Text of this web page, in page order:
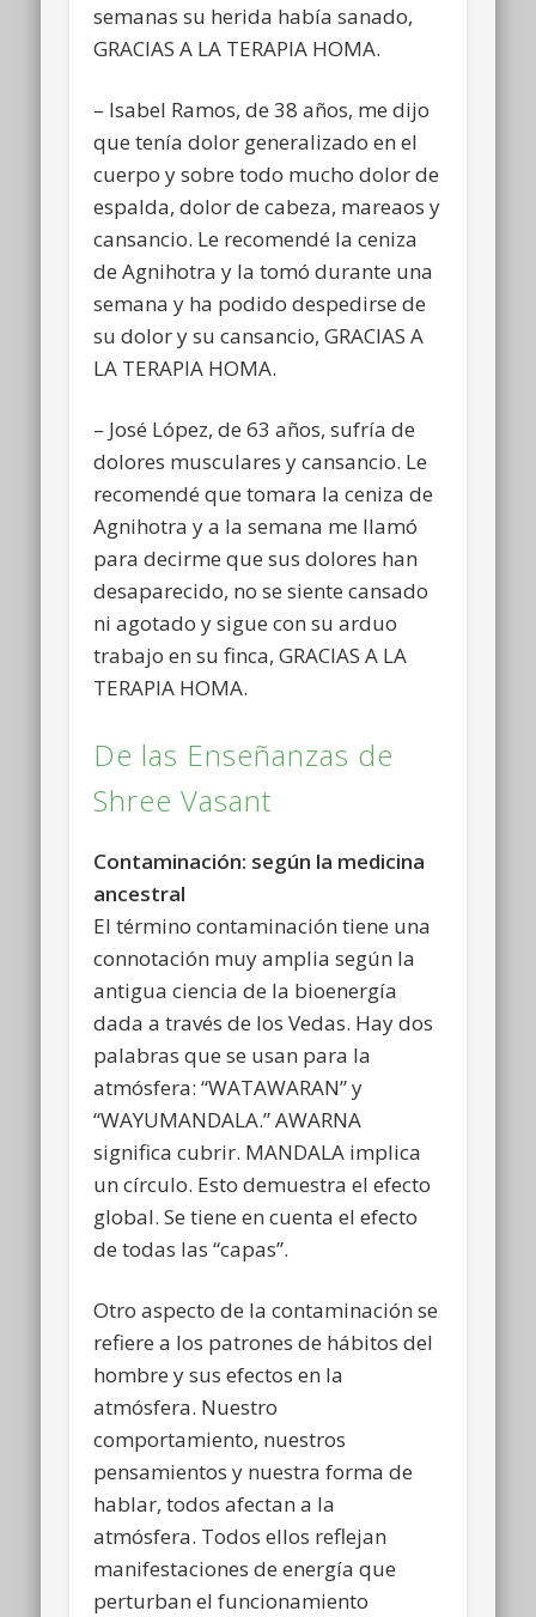
semanas su herida había sanado,
GRACIAS A LA TERAPIA HOMA.
– Isabel Ramos, de 38 años, me dijo
que tenía dolor generalizado en el
cuerpo y sobre todo mucho dolor de
espalda, dolor de cabeza, mareaos y
cansancio. Le recomendé la ceniza
de Agnihotra y la tomó durante una
semana y ha podido despedirse de
su dolor y su cansancio, GRACIAS A
LA TERAPIA HOMA.
– José López, de 63 años, sufría de
dolores musculares y cansancio. Le
recomendé que tomara la ceniza de
Agnihotra y a la semana me llamó
para decirme que sus dolores han
desaparecido, no se siente cansado
ni agotado y sigue con su arduo
trabajo en su finca, GRACIAS A LA
TERAPIA HOMA.
De las Enseñanzas de
Shree Vasant
Contaminación: según la medicina
ancestral
El término contaminación tiene una
connotación muy amplia según la
antigua ciencia de la bioenergía
dada a través de los Vedas. Hay dos
palabras que se usan para la
atmósfera: “WATAWARAN” y
“WAYUMANDALA.” AWARNA
significa cubrir. MANDALA implica
un círculo. Esto demuestra el efecto
global. Se tiene en cuenta el efecto
de todas las “capas”.
Otro aspecto de la contaminación se
refiere a los patrones de hábitos del
hombre y sus efectos en la
atmósfera. Nuestro
comportamiento, nuestros
pensamientos y nuestra forma de
hablar, todos afectan a la
atmósfera. Todos ellos reflejan
manifestaciones de energía que
perturban el funcionamiento